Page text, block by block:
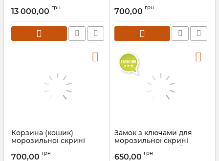
13 000,00 грн 700,00 грн
Корзина (кошик)
морозильної скрині
700,00 грн
Замок з ключами для
морозильної скрині
JUKA з плоским або
гнутим склом
650,00 грн